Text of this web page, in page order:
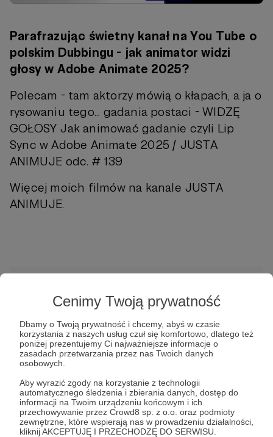
Cenimy Twoją prywatność
Dbamy o Twoją prywatność i chcemy, abyś w czasie
korzystania z naszych usług czuł się komfortowo, dlatego też
poniżej prezentujemy Ci najważniejsze informacje o
zasadach przetwarzania przez nas Twoich danych
osobowych.
Aby wyrazić zgody na korzystanie z technologii
automatycznego śledzenia i zbierania danych, dostęp do
informacji na Twoim urządzeniu końcowym i ich
przechowywanie przez Crowd8 sp. z o.o. oraz podmioty
zewnętrzne, które wspierają nas w prowadzeniu działalności,
kliknij AKCEPTUJĘ I PRZECHODZĘ DO SERWISU.
Parafrazując świetny kanał na You Tube o
polskim Dubbingu - jak animator widzi
głosy w Adobe Animate 2025?
Polecam - tam aktorzy mówią o kłapach, a ja o
rysowaniu tego... gadania postaci -‪WIDZĘ
GOŁOSY‬ Jak animować gadanie czyli Lip
Sync w Adobe Animate 2025 / JUSTA
ANIMUJE odc. # 139
Więcej moich filmów na kanale JUSTA
ANIMUJE.
W tym miejscu powinna być zewnętrzna
Aby zobaczyć treść musisz zmienić ustawienia
polityki prywatności